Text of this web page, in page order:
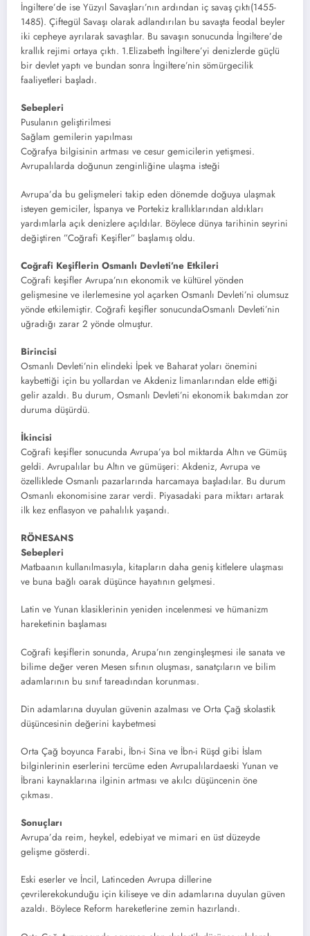
İngiltere’de ise Yüzyıl Savaşları’nın ardından iç savaş çıktı(1455-
1485). Çiftegül Savaşı olarak adlandırılan bu savaşta feodal beyler
iki cepheye ayrılarak savaştılar. Bu savaşın sonucunda İngiltere’de
krallık rejimi ortaya çıktı. 1.Elizabeth İngiltere’yi denizlerde güçlü
bir devlet yaptı ve bundan sonra İngiltere’nin sömürgecilik
faaliyetleri başladı.
Sebepleri
Pusulanın geliştirilmesi
Sağlam gemilerin yapılması
Coğrafya bilgisinin artması ve cesur gemicilerin yetişmesi.
Avrupalılarda doğunun zenginliğine ulaşma isteği
Avrupa’da bu gelişmeleri takip eden dönemde doğuya ulaşmak
isteyen gemiciler, İspanya ve Portekiz krallıklarından aldıkları
yardımlarla açık denizlere açıldılar. Böylece dünya tarihinin seyrini
değiştiren ”Coğrafi Keşifler” başlamış oldu.
Coğrafi Keşiflerin Osmanlı Devleti’ne Etkileri
Coğrafi keşifler Avrupa’nın ekonomik ve kültürel yönden
gelişmesine ve ilerlemesine yol açarken Osmanlı Devleti’ni olumsuz
yönde etkilemiştir. Coğrafi keşifler sonucundaOsmanlı Devleti’nin
uğradığı zarar 2 yönde olmuştur.
Birincisi
Osmanlı Devleti’nin elindeki İpek ve Baharat yoları önemini
kaybettiği için bu yollardan ve Akdeniz limanlarından elde ettiği
gelir azaldı. Bu durum, Osmanlı Devleti’ni ekonomik bakımdan zor
duruma düşürdü.
İkincisi
Coğrafi keşifler sonucunda Avrupa’ya bol miktarda Altın ve Gümüş
geldi. Avrupalılar bu Altın ve gümüşeri: Akdeniz, Avrupa ve
özelliklede Osmanlı pazarlarında harcamaya başladılar. Bu durum
Osmanlı ekonomisine zarar verdi. Piyasadaki para miktarı artarak
ilk kez enflasyon ve pahalılık yaşandı.
RÖNESANS
Sebepleri
Matbaanın kullanılmasıyla, kitapların daha geniş kitlelere ulaşması
ve buna bağlı oarak düşünce hayatının gelşmesi.
Latin ve Yunan klasiklerinin yeniden incelenmesi ve hümanizm
hareketinin başlaması
Coğrafi keşiflerin sonunda, Arupa’nın zenginşleşmesi ile sanata ve
bilime değer veren Mesen sıfının oluşması, sanatçıların ve bilim
adamlarının bu sınıf tareadından korunması.
Din adamlarına duyulan güvenin azalması ve Orta Çağ skolastik
düşüncesinin değerini kaybetmesi
Orta Çağ boyunca Farabi, İbn-i Sina ve İbn-i Rüşd gibi İslam
bilginlerinin eserlerini tercüme eden Avrupalılardaeski Yunan ve
İbrani kaynaklarına ilginin artması ve akılcı düşüncenin öne
çıkması.
Sonuçları
Avrupa’da reim, heykel, edebiyat ve mimari en üst düzeyde
gelişme gösterdi.
Eski eserler ve İncil, Latinceden Avrupa dillerine
çevrilerekokunduğu için kiliseye ve din adamlarına duyulan güven
azaldı. Böylece Reform hareketlerine zemin hazırlandı.